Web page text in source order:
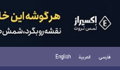
فارسی العربية English